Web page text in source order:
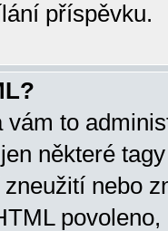
příspěvku.
vám to
některé
nebo